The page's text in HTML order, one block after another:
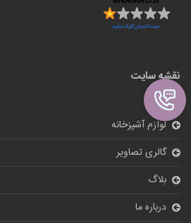
نقشه سایت
لوازم آشپزخانه
گالری تصاویر
بلاگ
درباره ما